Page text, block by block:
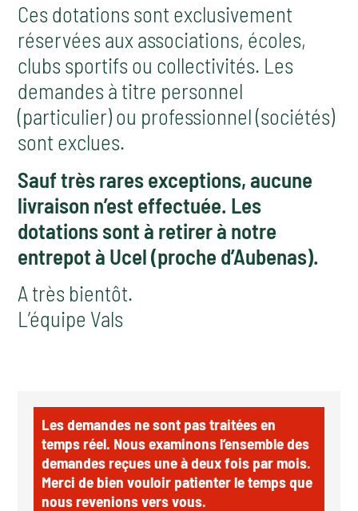
Ces dotations sont exclusivement
réservées aux associations, écoles,
clubs sportifs ou collectivités. Les
demandes à titre personnel
(particulier) ou professionnel (sociétés)
sont exclues.
Sauf très rares exceptions, aucune
livraison n’est effectuée. Les
dotations sont à retirer à notre
entrepot à Ucel (proche d’Aubenas).
A très bientôt.
L’équipe Vals
Les demandes ne sont pas traitées en
temps réel. Nous examinons l’ensemble des
demandes reçues une à deux fois par mois.
Merci de bien vouloir patienter le temps que
nous revenions vers vous.